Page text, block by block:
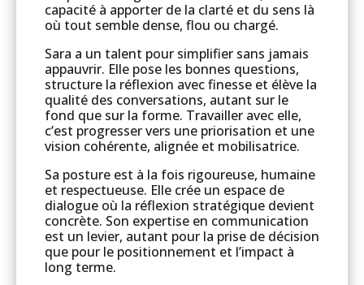
capacité à apporter de la clarté et du sens là
où tout semble dense, flou ou chargé.
Sara a un talent pour simplifier sans jamais
appauvrir. Elle pose les bonnes questions,
structure la réflexion avec finesse et élève la
qualité des conversations, autant sur le
fond que sur la forme. Travailler avec elle,
c’est progresser vers une priorisation et une
vision cohérente, alignée et mobilisatrice.
Sa posture est à la fois rigoureuse, humaine
et respectueuse. Elle crée un espace de
dialogue où la réflexion stratégique devient
concrète. Son expertise en communication
est un levier, autant pour la prise de décision
que pour le positionnement et l’impact à
long terme.